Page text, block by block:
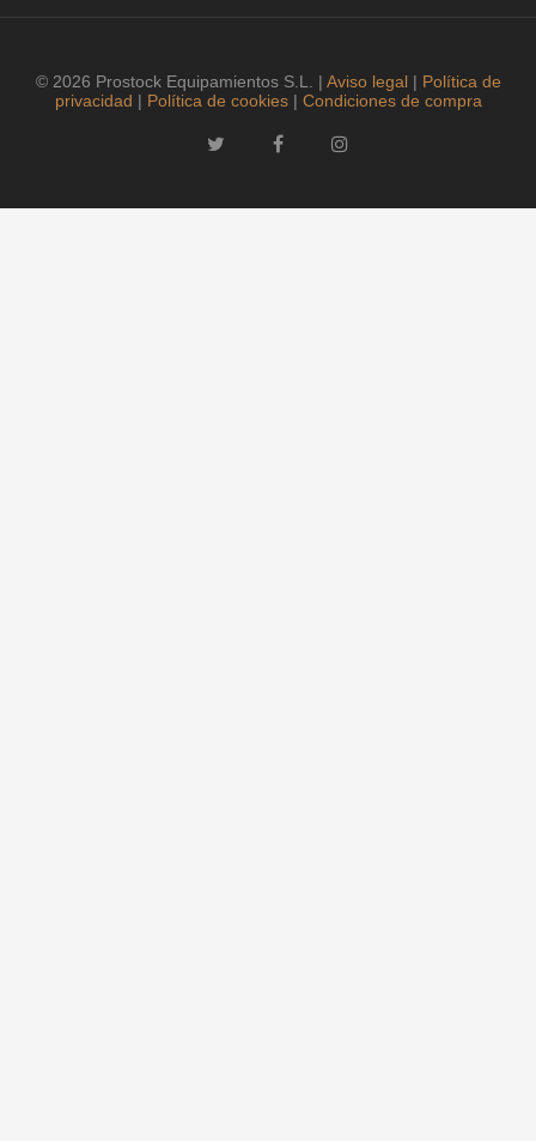
© 2026 Prostock Equipamientos S.L. | Aviso legal| Política de
privacidad | Política de cookies| Condiciones de compra